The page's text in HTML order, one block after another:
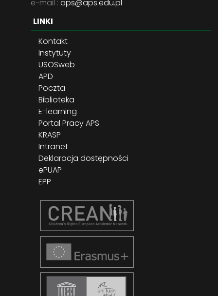
e-mail : aps@aps.edu.pl
LINKI
Kontakt
Instytuty
USOSweb
APD
Poczta
Biblioteka
E-learning
Portal Pracy APS
KRASP
Intranet
Deklaracja dostępności
ePUAP
EPP